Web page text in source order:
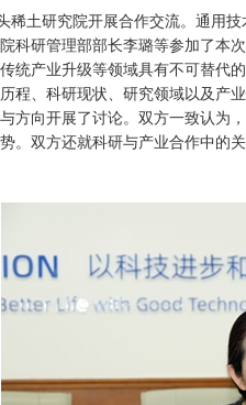
稀土研究院开展合作交流。通用
科研管理部部长李璐等参加了本
统产业升级等领域具有不可替代
程、科研现状、研究领域以及产
方向开展了讨论。双方一致认为
。双方还就科研与产业合作中的